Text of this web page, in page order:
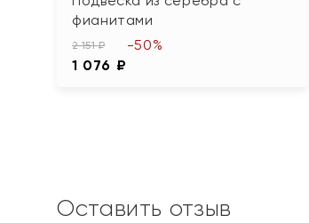
фианитами
2 151 ₽
1 076 ₽
-50%
Оставить отзыв